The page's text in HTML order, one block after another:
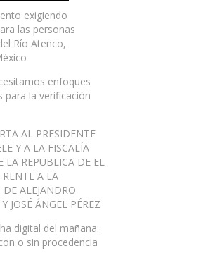
exigiendo
las personas
Río Atenco,
enfoques
para la verificación
AL PRESIDENTE
Y A LA FISCALÍA
LA REPUBLICA DE EL
A LA
ALEJANDRO
JOSÉ ÁNGEL PÉREZ
digital del mañana:
o sin procedencia